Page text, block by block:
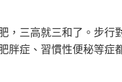
，三高就三和了。步行
胖症、習慣性便秘等症